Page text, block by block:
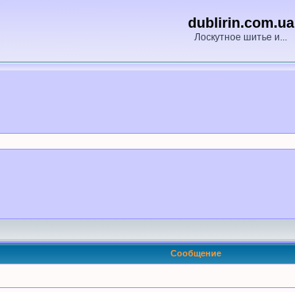
dublirin.com.ua
Лоскутное шитье и...
Сообщение